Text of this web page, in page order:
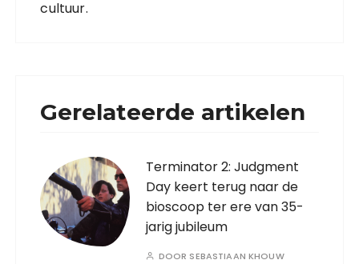
cultuur.
Gerelateerde artikelen
Terminator 2: Judgment
Day keert terug naar de
bioscoop ter ere van 35-
jarig jubileum
DOOR SEBASTIAAN KHOUW